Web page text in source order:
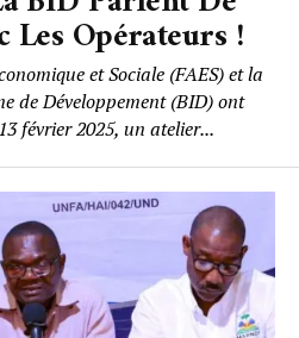
Les Opérateurs !
et Sociale (FAES) et la
de Développement (BID) ont
février 2025, un atelier...